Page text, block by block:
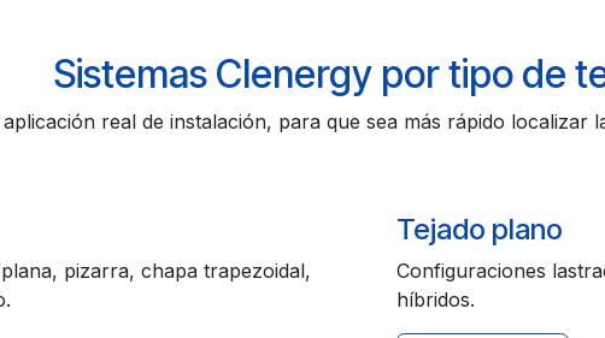
Sistemas Clenergy por tipo de
real de instalación, para que sea más rápido
pizarra, chapa trapezoidal,
Tejado plano
Configuraciones
híbridos.